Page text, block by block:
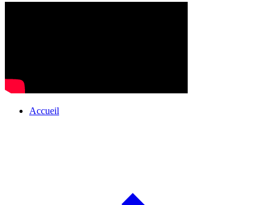
Accueil